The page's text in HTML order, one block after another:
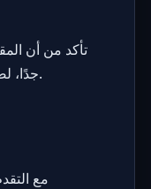
تأكد من أن
جدًا، لضمان تدفق الدم بشكل صحيح.
مع